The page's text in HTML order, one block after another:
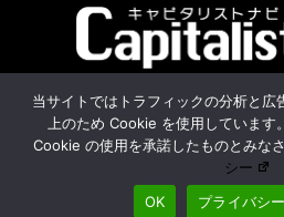
TwitterFacebookRSS
運営会社 お
キャピタリストナビ
当サイトではトラフィックの分析と広
上のため Cookie を使用しています
Cookie の使用を承諾したものとみな
シー
OK
プライバシ